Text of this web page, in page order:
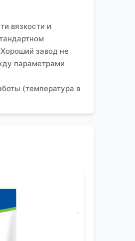
вязкости и
завод не
параметрами
(температура в
хранения сырья
приемки с
?Продукция?, а
очень хороший
распределения.
на реологических